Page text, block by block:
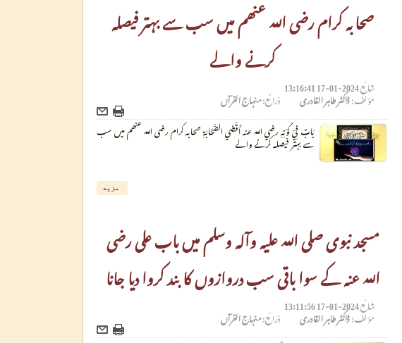
صحابہ کرام رضی اللہ عنھم میں سب سے بہتر فیصلہ
کرنے والے
شائع2024-01-17 13:16:41
مؤلف:ڈاکٹر طاہر القادری ذرائع:منہاج القرآں
بَابٌ فِيْ کَوْنِهِ رضي الله عنه أَقْضَي الصَّحَابَةِ صحابہ کرام رضی اللہ عنھم میں سب
سے بہتر فیصلہ کرنے والے
مزید
مسجد نبوی صلی اللہ علیہ وآلہ وسلم میں باب علی رضی
اللہ عنہ کے سوا باقی سب دروازوں کا بند کروا دیا جانا
شائع2024-01-17 13:11:56
مؤلف:ڈاکٹر طاہر القادری ذرائع:منہاج القرآں